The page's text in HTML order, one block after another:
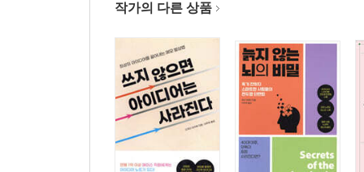
작가의 다른 상품